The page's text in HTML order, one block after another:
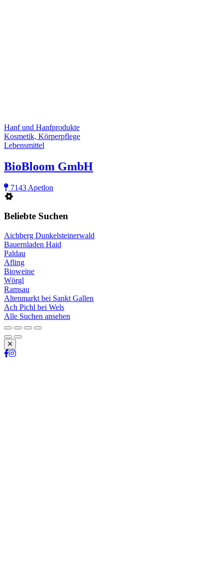
Hanf und Hanfprodukte
Kosmetik, Körperpflege
Lebensmittel
BioBloom GmbH
7143 Apetlon
Beliebte Suchen
Aichberg Dunkelsteinerwald
Bauernladen Haid
Paldau
Afling
Bioweine
Wörgl
Ramsau
Altenmarkt bei Sankt Gallen
Ach Pichl bei Wels
Alle Suchen ansehen
Schließen